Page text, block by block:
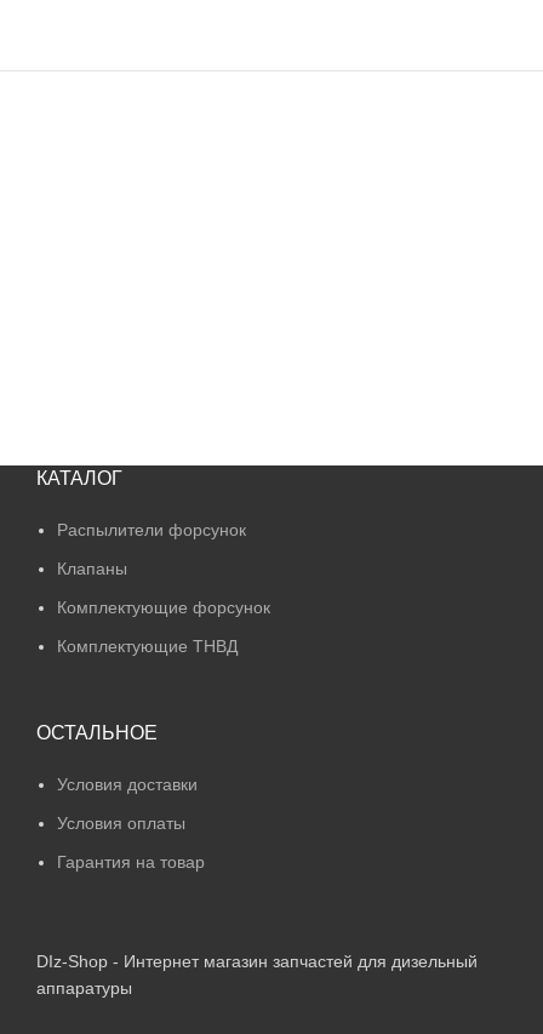
КАТАЛОГ
Распылители форсунок
Клапаны
Комплектующие форсунок
Комплектующие ТНВД
ОСТАЛЬНОЕ
Условия доставки
Условия оплаты
Гарантия на товар
DIz-Shop - Интернет магазин запчастей для дизельный
аппаратуры